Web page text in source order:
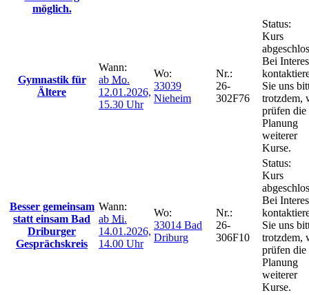
möglich.
Gymnastik für
Ältere
Wann:
ab Mo.
12.01.2026,
15.30 Uhr
Wo:
33039
Nieheim
Nr.:
26-
302F76
Status:
Kurs
Bei
Sie uns
trotzdem,
prüfen die
Planung
weiterer
Kurse.
Besser gemeinsam
statt einsam Bad
Driburger
Gesprächskreis
Wann:
ab Mi.
14.01.2026,
14.00 Uhr
Wo:
33014 Bad
Driburg
Nr.:
26-
306F10
Status:
Kurs
Bei
Sie uns
trotzdem,
prüfen die
Planung
weiterer
Kurse.